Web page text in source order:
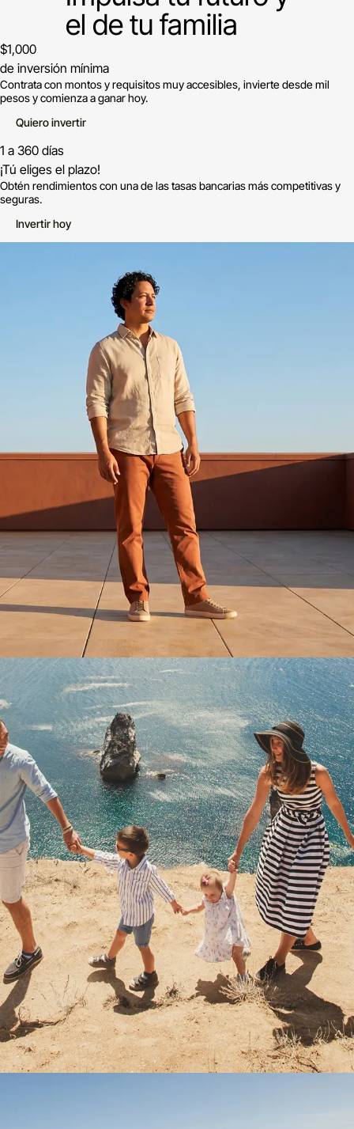
el de tu familia
$1,000
de inversión mínima
Contrata con montos y requisitos muy accesibles, invierte desde mil
pesos y comienza a ganar hoy.
Quiero invertir
1 a 360 días
¡Tú eliges el plazo!
Obtén rendimientos con una de las tasas bancarias más competitivas y
seguras.
Invertir hoy